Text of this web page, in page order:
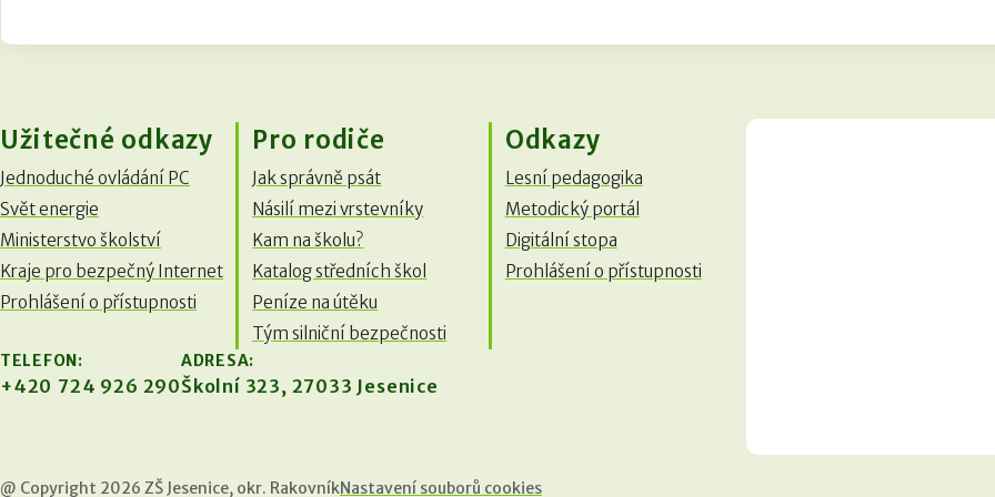
Užitečné odkazy
Jednoduché ovládání PC
Svět energie
Ministerstvo školství
Kraje pro bezpečný Internet
Prohlášení o přístupnosti
Pro rodiče
Jak správně psát
Násilí mezi vrstevníky
Kam na školu?
Katalog středních škol
Peníze na útěku
Tým silniční bezpečnosti
Odkazy
Lesní pedagogika
Metodický portál
Digitální stopa
Prohlášení o přístupnosti
TELEFON:
+420 724 926 290
ADRESA:
Školní 323, 27033 Jesenice
@ Copyright 2026 ZŠ Jesenice, okr. RakovníkNastavení souborů cookies